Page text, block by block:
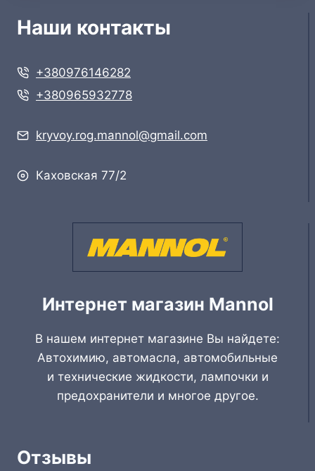
Наши контакты
+380976146282
+380965932778
kryvoy.rog.mannol@gmail.com
Каховская 77/2
Интернет магазин Mannol
В нашем интернет магазине Вы найдете:
Автохимию, автомасла, автомобильные
и технические жидкости, лампочки и
предохранители и многое другое.
Отзывы